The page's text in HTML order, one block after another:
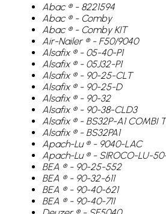
Abac ® - 8221594
Abac ® - Comby
Abac ® - Comby KIT
Air-Nailer ® - F50/9040
Alsafix ® - 05-40-P1
Alsafix ® - 05J32-P1
Alsafix ® - 90-25-CLT
Alsafix ® - 90-25-D
Alsafix ® - 90-32
Alsafix ® - 90-38-CLD3
Alsafix ® - BS32P-A1 COMBI
Alsafix ® - BS32PA1
Apach-Lu ® - 9040-LAC
Apach-Lu ® - SIROCO-LU-
BEA ® - 90-25-552
BEA ® - 90-32-611
BEA ® - 90-40-621
BEA ® - 90-40-711